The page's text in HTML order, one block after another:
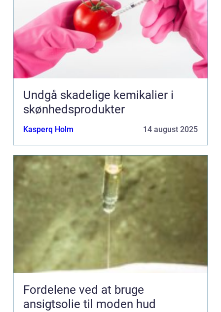
Undgå skadelige kemikalier i
skønhedsprodukter
Kasperq Holm 14 august 2025
Fordelene ved at bruge
ansigtsolie til moden hud